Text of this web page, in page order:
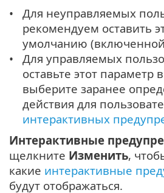
Для неуправляемых
рекомендуем оставить
умолчанию
Для управляемых
оставьте этот
выберите заранее
действия для
интерактивных
Интерактивные
щелкните Изменить,
какие интерактивные
будут отображаться.